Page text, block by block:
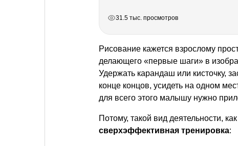
31.5 тыс. просмотров
Рисование кажется взрослому
делающего «первые шаги» в
Удержать карандаш или кисточку,
конце концов, усидеть на одном
для всего этого малышу нужно
Потому, такой вид деятельности,
сверхэффективная тренировка: